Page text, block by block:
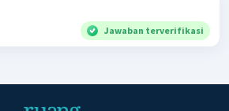
Jawaban terverifikasi